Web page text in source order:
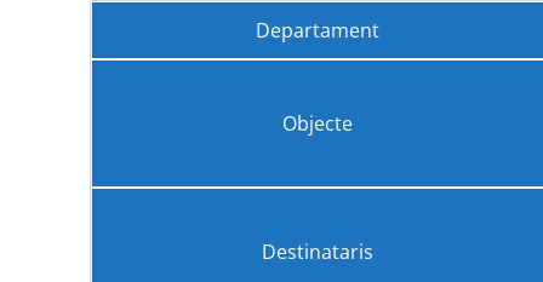
Departament
Objecte
Destinataris